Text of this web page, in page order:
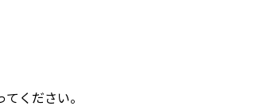
ください。